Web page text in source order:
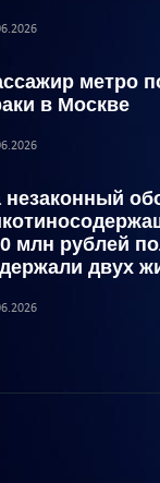
метро
в Москве
незаконный
млн рублей
двух